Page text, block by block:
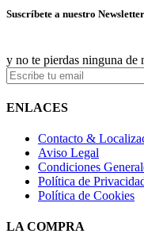
Suscríbete a nuestro Newsletter
y no te pierdas ninguna de
ENLACES
Contacto &
Aviso Legal
Condiciones
Política de
Política de Cookies
LA COMPRA